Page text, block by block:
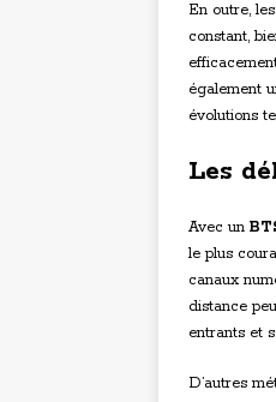
En outre,
constant,
également
évolutions
Les
Avec un
le plus
canaux
distance
entrants et
D’autres